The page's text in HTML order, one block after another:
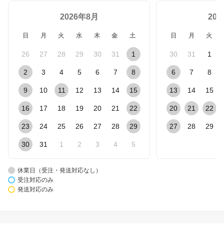
2026年8月
日 月 火 水 木 金 土
26 27 28 29 30 31 1
2 3 4 5 6 7 8
9 10 11 12 13 14 15
16 17 18 19 20 21 22
23 24 25 26 27 28 29
30 31 1 2 3 4 5
日 月 火
30 31 1
6 7 8
13 14 15
20 21 22
27 28 29
休業日（受注・発送対応なし）
受注対応のみ
発送対応のみ